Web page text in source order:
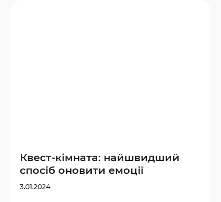
Квест-кімната: найшвидший
спосіб оновити емоції
3.01.2024